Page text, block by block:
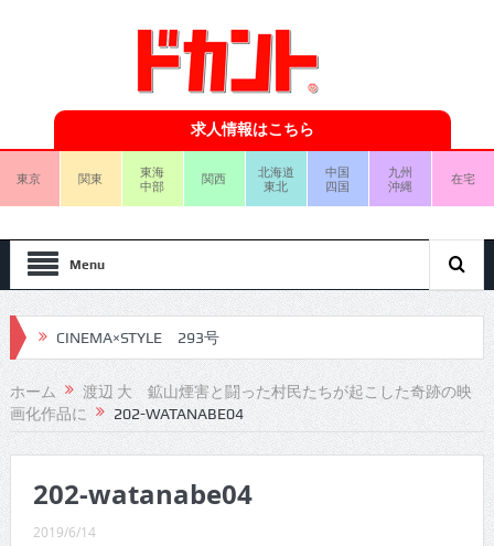
求人情報はこちら
東京 関東
東海
中部
関西
北海道
東北
中国
四国
九州
沖縄
在宅
Menu
CINEMA×STYLE 293号
CINEMA×STYLE 292号
CINEMA×STYLE 291号
CINEMA×STYLE 289号
ホーム
渡辺 大 鉱山煙害と闘った村民たちが起こした奇跡の映
画化作品に
202-WATANABE04
202-watanabe04
2019/6/14